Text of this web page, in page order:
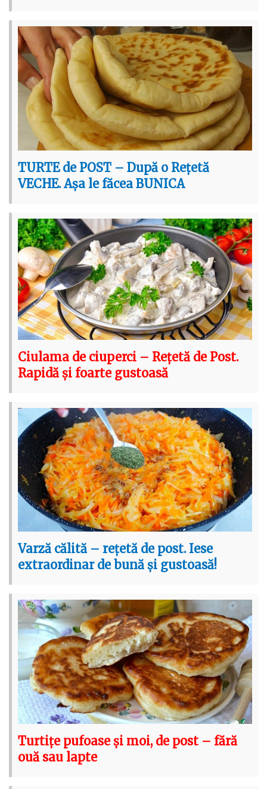
TURTE de POST – După o Rețetă
VECHE. Așa le făcea BUNICA
Ciulama de ciuperci – Rețetă de Post.
Rapidă și foarte gustoasă
Varză călită – rețetă de post. Iese
extraordinar de bună și gustoasă!
Turtițe pufoase și moi, de post – fără
ouă sau lapte